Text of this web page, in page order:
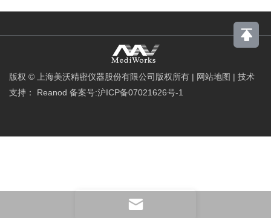
版权 © 上海美沃精密仪器股份有限公司版权所有 | 网站地图 | 技术
支持：
Reanod 备案号:沪ICP备07021626号-1